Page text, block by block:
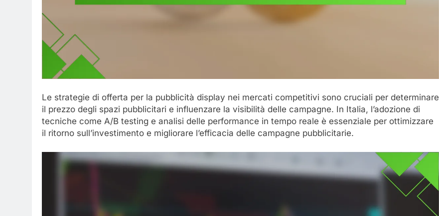
Le strategie di offerta per la pubblicità display nei mercati competitivi sono cruciali per determinare
il prezzo degli spazi pubblicitari e influenzare la visibilità delle campagne. In Italia, l’adozione di
tecniche come A/B testing e analisi delle performance in tempo reale è essenziale per ottimizzare
il ritorno sull’investimento e migliorare l’efficacia delle campagne pubblicitarie.